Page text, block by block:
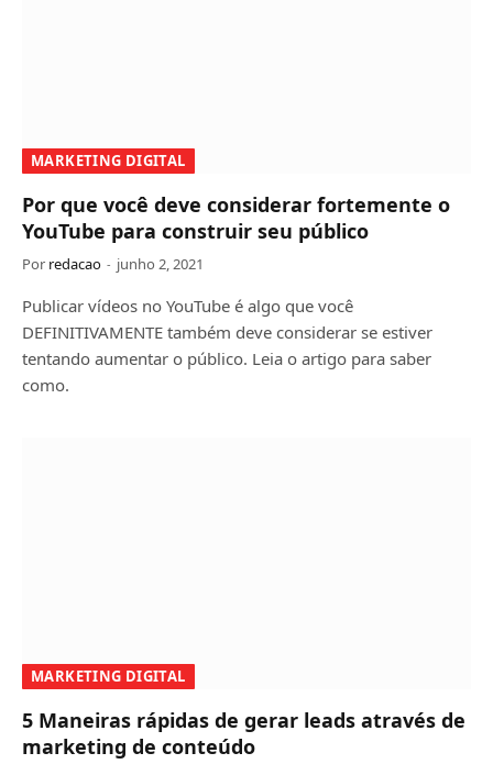
MARKETING DIGITAL
Por que você deve considerar fortemente o
YouTube para construir seu público
Por redacao junho 2, 2021
Publicar vídeos no YouTube é algo que você
DEFINITIVAMENTE também deve considerar se estiver
tentando aumentar o público. Leia o artigo para saber
como.
MARKETING DIGITAL
5 Maneiras rápidas de gerar leads através de
marketing de conteúdo